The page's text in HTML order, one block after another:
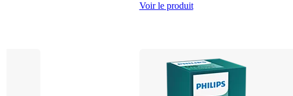
Voir le produit